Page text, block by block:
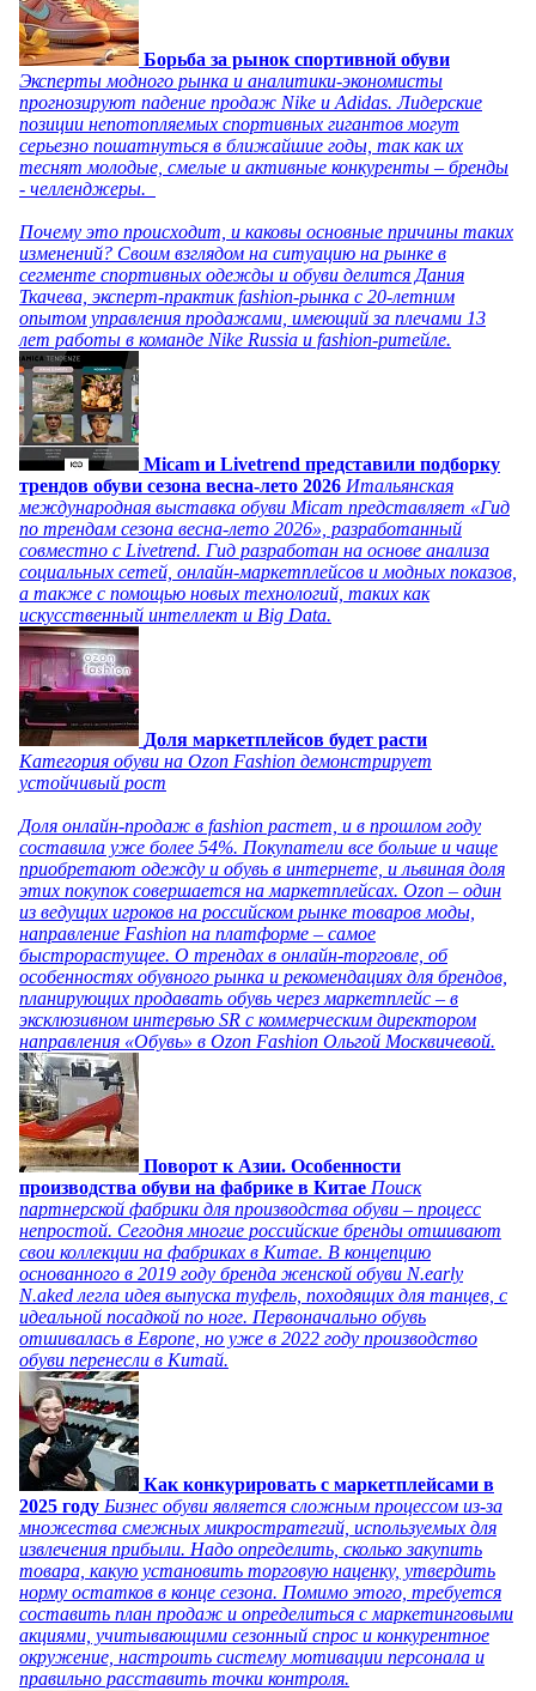
Борьба за рынок спортивной обуви
Эксперты модного рынка и аналитики-экономисты
прогнозируют падение продаж Nike и Adidas. Лидерские
позиции непотопляемых спортивных гигантов могут
серьезно пошатнуться в ближайшие годы, так как их
теснят молодые, смелые и активные конкуренты – бренды
- челленджеры.
Почему это происходит, и каковы основные причины таких
изменений? Своим взглядом на ситуацию на рынке в
сегменте спортивных одежды и обуви делится Дания
Ткачева, эксперт-практик fashion-рынка с 20-летним
опытом управления продажами, имеющий за плечами 13
лет работы в команде Nike Russia и fashion-ритейле.
Micam и Livetrend представили подборку
трендов обуви сезона весна-лето 2026 Итальянская
международная выставка обуви Micam представляет «Гид
по трендам сезона весна-лето 2026», разработанный
совместно с Livetrend. Гид разработан на основе анализа
социальных сетей, онлайн-маркетплейсов и модных показов,
а также с помощью новых технологий, таких как
искусственный интеллект и Big Data.
Доля маркетплейсов будет расти
Категория обуви на Ozon Fashion демонстрирует
устойчивый рост
Доля онлайн-продаж в fashion растет, и в прошлом году
составила уже более 54%. Покупатели все больше и чаще
приобретают одежду и обувь в интернете, и львиная доля
этих покупок совершается на маркетплейсах. Ozon – один
из ведущих игроков на российском рынке товаров моды,
направление Fashion на платформе – самое
быстрорастущее. О трендах в онлайн-торговле, об
особенностях обувного рынка и рекомендациях для брендов,
планирующих продавать обувь через маркетплейс – в
эксклюзивном интервью SR с коммерческим директором
направления «Обувь» в Ozon Fashion Ольгой Москвичевой.
Поворот к Азии. Особенности
производства обуви на фабрике в Китае Поиск
партнерской фабрики для производства обуви – процесс
непростой. Сегодня многие российские бренды отшивают
свои коллекции на фабриках в Китае. В концепцию
основанного в 2019 году бренда женской обуви N.early
N.aked легла идея выпуска туфель, походящих для танцев, с
идеальной посадкой по ноге. Первоначально обувь
отшивалась в Европе, но уже в 2022 году производство
обуви перенесли в Китай.
Как конкурировать с маркетплейсами в
2025 году Бизнес обуви является сложным процессом из-за
множества смежных микростратегий, используемых для
извлечения прибыли. Надо определить, сколько закупить
товара, какую установить торговую наценку, утвердить
норму остатков в конце сезона. Помимо этого, требуется
составить план продаж и определиться с маркетинговыми
акциями, учитывающими сезонный спрос и конкурентное
окружение, настроить систему мотивации персонала и
правильно расставить точки контроля.